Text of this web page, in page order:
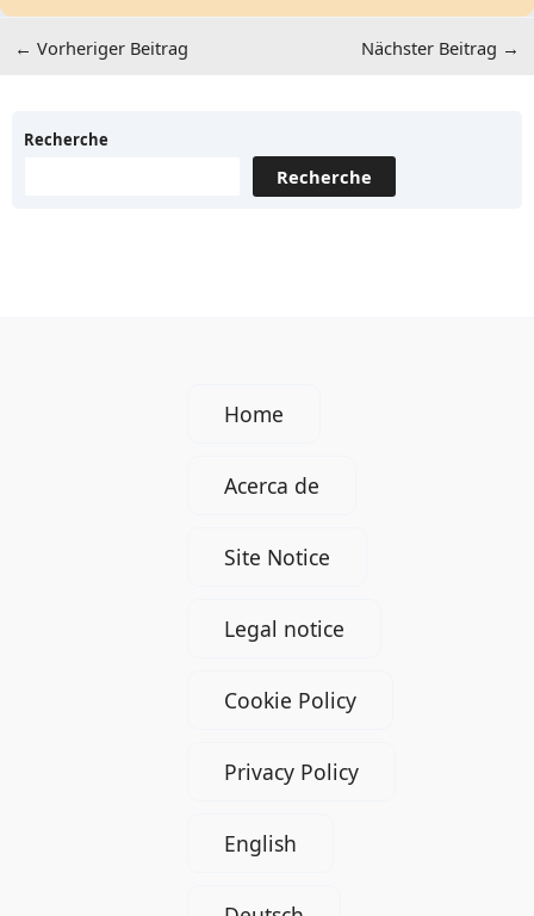
← Vorheriger Beitrag Nächster Beitrag →
Recherche
Recherche
Home
Acerca de
Site Notice
Legal notice
Cookie Policy
Privacy Policy
English